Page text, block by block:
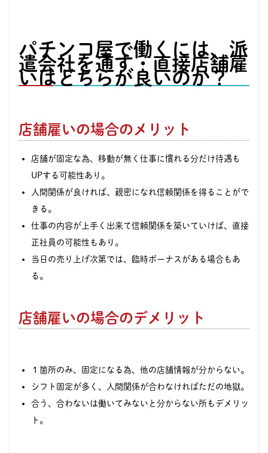
パチンコ屋で働くには、派
遣会社を通す・直接店舗雇
いはどちらが良いのか？
店舗雇いの場合のメリット
店舗が固定な為、移動が無く仕事に慣れる分だけ待遇も
UPする可能性あり。
人間関係が良ければ、親密になれ信頼関係を得ることがで
きる。
仕事の内容が上手く出来て信頼関係を築いていけば、直接
正社員の可能性もあり。
当日の売り上げ次第では、臨時ボーナスがある場合もあ
る。
店舗雇いの場合のデメリット
１箇所のみ、固定になる為、他の店舗情報が分からない。
シフト固定が多く、人間関係が合わなければただの地獄。
合う、合わないは働いてみないと分からない所もデメリッ
ト。